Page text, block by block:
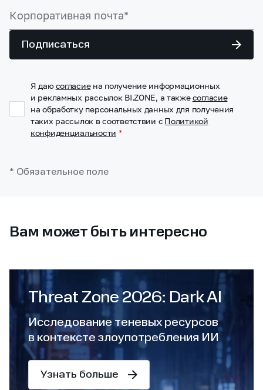
Подписаться
Я даюсогласиена получение информационных
и рекламных рассылок BI.ZONE, а такжесогласие
на обработку персональных данных для получения
таких рассылок в соответствии с Политикой
конфиденциальности *
* Обязательное поле
Вам может быть интересно
Threat Zone 2026: Dark AI
Исследование теневых ресурсов
в контексте злоупотребления ИИ
Узнать больше